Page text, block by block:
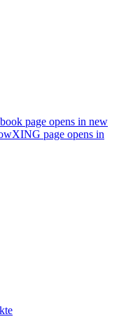
page opens in new
XING page opens in